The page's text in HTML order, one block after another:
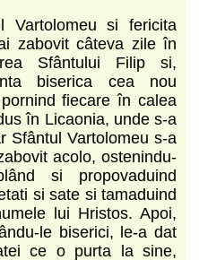
Vartolomeu si fericita
zabovit câteva zile în
Sfântului Filip si,
biserica cea nou
fiecare în calea
în Licaonia, unde s-a
Sfântul Vartolomeu s-a
acolo, ostenindu-
si propovaduind
si sate si tamaduind
lui Hristos. Apoi,
le biserici, le-a dat
ce o purta la sine,